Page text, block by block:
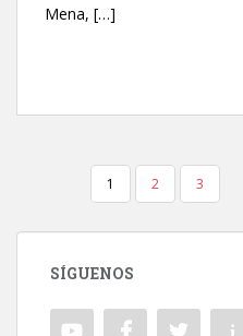
Mena, […]
NAVEGACIÓN
1 2 3
SÍGUENOS